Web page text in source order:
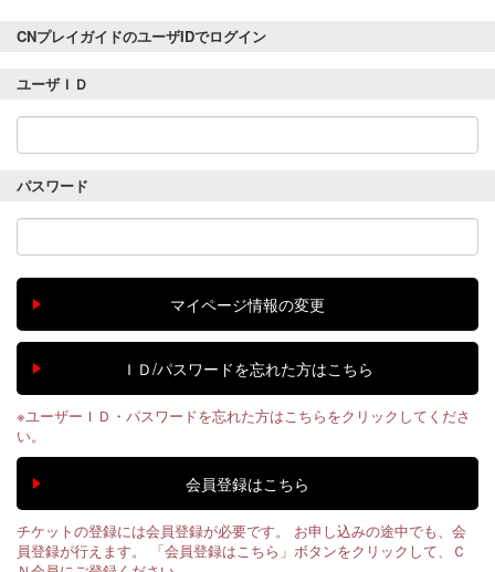
CNプレイガイドのユーザIDでログイン
ユーザＩＤ
パスワード
※ユーザーＩＤ・パスワードを忘れた方はこちらをクリックしてくださ
い。
チケットの登録には会員登録が必要です。 お申し込みの途中でも、会
員登録が行えます。 「会員登録はこちら」ボタンをクリックして、Ｃ